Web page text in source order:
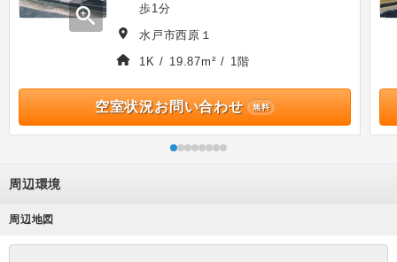
zoom_in
歩1分
水戸市西原１
1K / 19.87m² / 1階
空室状況お問い合わせ 無料
周辺環境
周辺地図